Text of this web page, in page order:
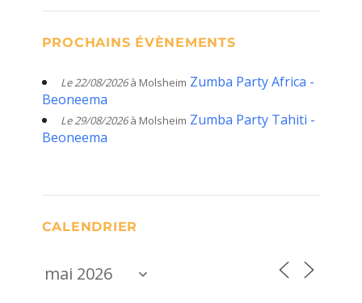
PROCHAINS ÉVÈNEMENTS
Le 22/08/2026à Molsheim Zumba Party Africa -
Beoneema
Le 29/08/2026à Molsheim Zumba Party Tahiti -
Beoneema
CALENDRIER